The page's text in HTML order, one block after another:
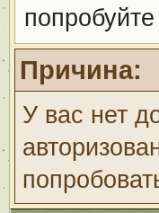
Причина:
У вас нет